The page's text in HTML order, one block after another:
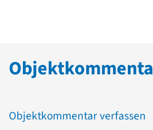
Objektkommentar verfassen